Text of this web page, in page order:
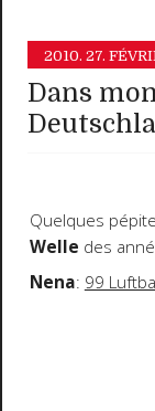
2010. 27.
Dans
Quelques
Welle des
Nena: 99